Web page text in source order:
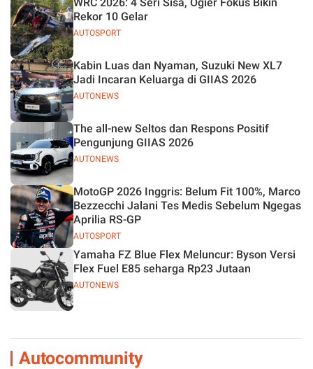
Jelas
AUTOSPORT
Rekor 10 Gelar
AUTONEWS
Kabin Luas dan Nyaman, Suzuki New XL7
Jadi Incaran Keluarga di GIIAS 2026
AUTONEWS
The all-new Seltos dan Respons Positif
Pengunjung GIIAS 2026
AUTOSPORT
MotoGP 2026 Inggris: Belum Fit 100%, Marco
Bezzecchi Jalani Tes Medis Sebelum Ngegas
Aprilia RS-GP
AUTONEWS
Yamaha FZ Blue Flex Meluncur: Byson Versi
Flex Fuel E85 seharga Rp23 Jutaan
Autocommunity